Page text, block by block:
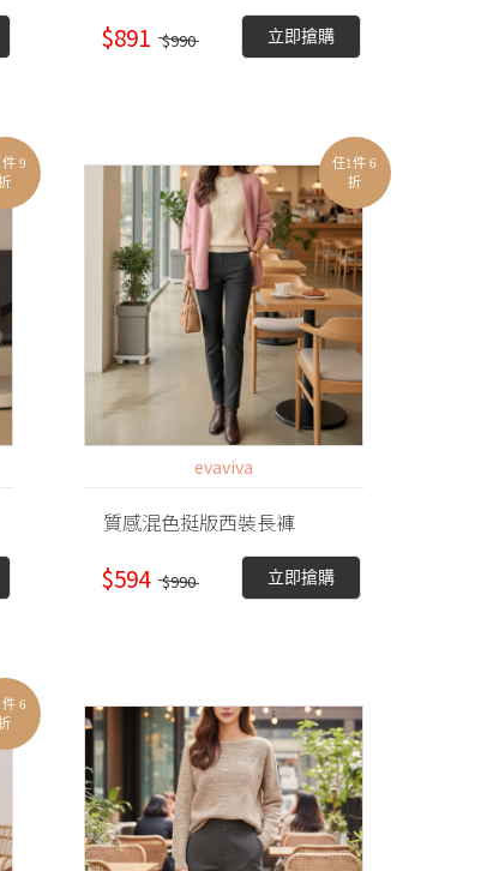
$891 $990 立即搶購
9
任1件 6
折
evaviva
質感混色挺版西裝長褲
$594 $990 立即搶購
6